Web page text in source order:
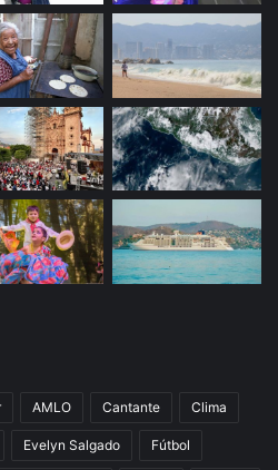
AMLO Cantante Clima
Evelyn Salgado Fútbol